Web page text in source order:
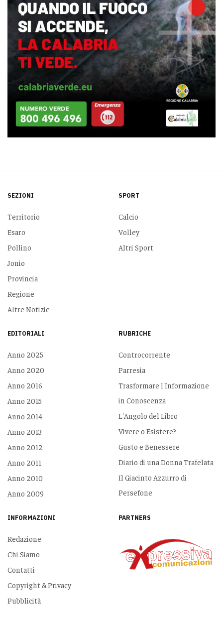
SEZIONI
Territorio
Esaro
Pollino
Jonio
Provincia
Regione
Altre Notizie
SPORT
Calcio
Volley
Altri Sport
EDITORIALI
Anno 2025
Anno 2020
Anno 2016
Anno 2015
Anno 2014
Anno 2013
Anno 2012
Anno 2011
Anno 2010
Anno 2009
RUBRICHE
Controcorrente
Parresia
Trasformare l'Informazione
in Conoscenza
L'Angolo del Libro
Vivere o Esistere?
Gusto e Benessere
Diario di una Donna Trafelata
Il Giacinto Azzurro di
Persefone
INFORMAZIONI
Redazione
Chi Siamo
Contatti
Copyright & Privacy
Pubblicità
PARTNERS